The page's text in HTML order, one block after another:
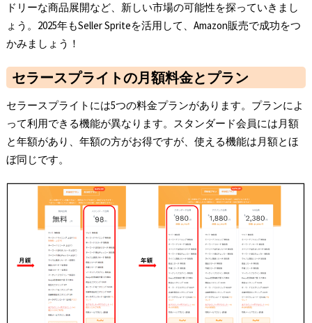
ドリーな商品展開など、新しい市場の可能性を探っていきまし
ょう。2025年もSeller Spriteを活用して、Amazon販売で成功をつ
かみましょう！
セラースプライトの月額料金とプラン
セラースプライトには5つの料金プランがあります。プランによ
って利用できる機能が異なります。スタンダード会員には月額
と年額があり、年額の方がお得ですが、使える機能は月額とほ
ぼ同じです。